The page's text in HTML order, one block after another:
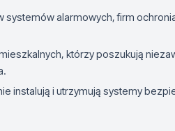
systemów alarmowych, firm
którzy poszukują
instalują i utrzymują systemy